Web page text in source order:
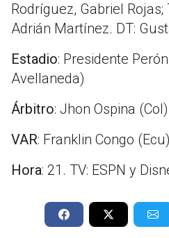
Rodríguez, Gabriel
Adrián Martínez. DT:
Estadio: Presidente
Avellaneda)
Árbitro: Jhon Ospina (Col)
VAR: Franklin Congo (Ecu)
Hora: 21. TV: ESPN y